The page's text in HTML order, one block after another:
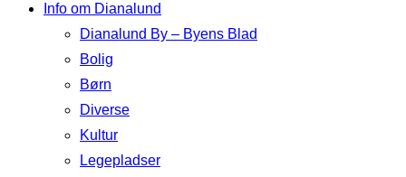
Info om Dianalund
Dianalund By – Byens Blad
Bolig
Børn
Diverse
Kultur
Legepladser